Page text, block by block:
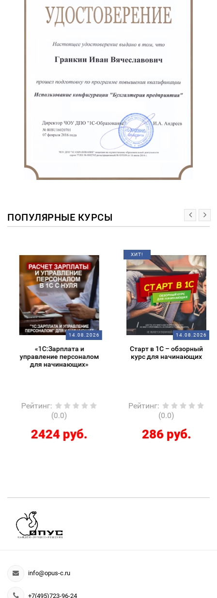
ПОПУЛЯРНЫЕ КУРСЫ
14.08.2026
«1С:Зарплата и
управление персоналом
для начинающих»
Рейтинг:
(0.0)
2424 руб.
ХИТ!
14.08.2026
Старт в 1С – обзорный
курс для начинающих
Рейтинг:
(0.0)
286 руб.
info@opus-c.ru
+7(495)723-96-24